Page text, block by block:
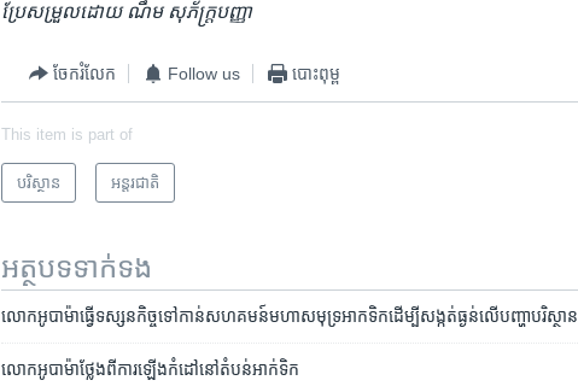
ប្រែសម្រួលដោយ ណឹម សុភ័ក្រ្តបញ្ញា
ចែករំលែក Follow us បោះពុម្ព
This item is part of
បរិស្ថាន អន្តរជាតិ
អត្ថបទ​ទាក់ទង
លោក​អូបាម៉ា​ធ្វើ​ទស្សនកិច្ច​ទៅ​កាន់​សហគមន៍​មហាសមុទ្រ​អាកទិក​ដើម្បី​សង្កត់​ធ្ងន់​លើ​បញ្ហា​បរិស្ថាន
លោក​អូបាម៉ា​ថ្លែងពី​ការឡើង​កំដៅ​នៅ​តំបន់​អាក់​ទិក